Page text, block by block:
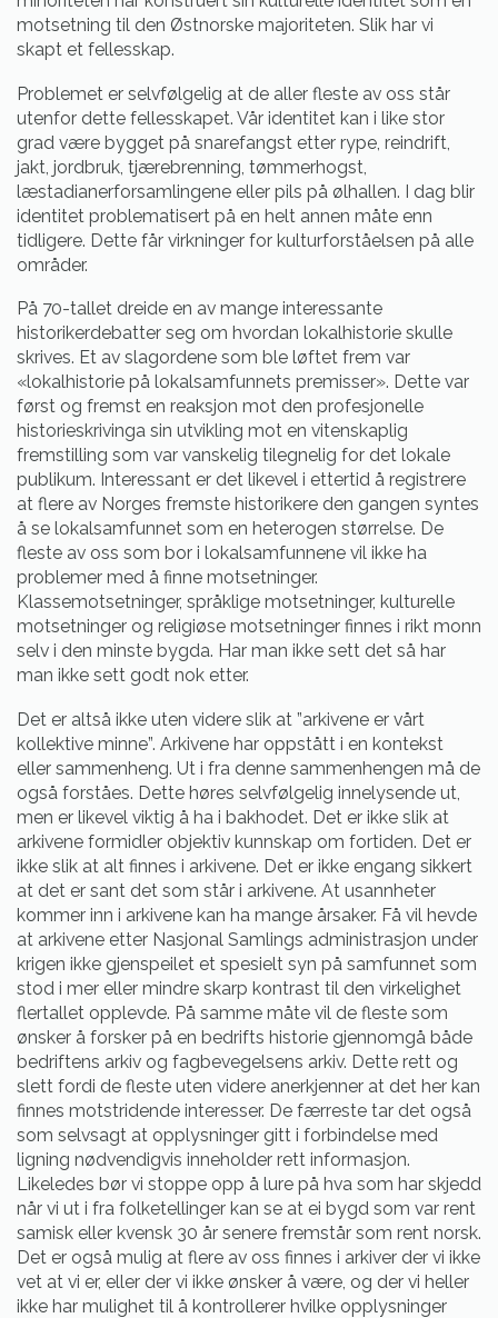
motsetning til den Østnorske majoriteten. Slik har vi
skapt et fellesskap.
Problemet er selvfølgelig at de aller fleste av oss står
utenfor dette fellesskapet. Vår identitet kan i like stor
grad være bygget på snarefangst etter rype, reindrift,
jakt, jordbruk, tjærebrenning, tømmerhogst,
læstadianerforsamlingene eller pils på ølhallen. I dag blir
identitet problematisert på en helt annen måte enn
tidligere. Dette får virkninger for kulturforståelsen på alle
områder.
På 70-tallet dreide en av mange interessante
historikerdebatter seg om hvordan lokalhistorie skulle
skrives. Et av slagordene som ble løftet frem var
«lokalhistorie på lokalsamfunnets premisser». Dette var
først og fremst en reaksjon mot den profesjonelle
historieskrivinga sin utvikling mot en vitenskaplig
fremstilling som var vanskelig tilegnelig for det lokale
publikum. Interessant er det likevel i ettertid å registrere
at flere av Norges fremste historikere den gangen syntes
å se lokalsamfunnet som en heterogen størrelse. De
fleste av oss som bor i lokalsamfunnene vil ikke ha
problemer med å finne motsetninger.
Klassemotsetninger, språklige motsetninger, kulturelle
motsetninger og religiøse motsetninger finnes i rikt monn
selv i den minste bygda. Har man ikke sett det så har
man ikke sett godt nok etter.
Det er altså ikke uten videre slik at ”arkivene er vårt
kollektive minne”. Arkivene har oppstått i en kontekst
eller sammenheng. Ut i fra denne sammenhengen må de
også forståes. Dette høres selvfølgelig innelysende ut,
men er likevel viktig å ha i bakhodet. Det er ikke slik at
arkivene formidler objektiv kunnskap om fortiden. Det er
ikke slik at alt finnes i arkivene. Det er ikke engang sikkert
at det er sant det som står i arkivene. At usannheter
kommer inn i arkivene kan ha mange årsaker. Få vil hevde
at arkivene etter Nasjonal Samlings administrasjon under
krigen ikke gjenspeilet et spesielt syn på samfunnet som
stod i mer eller mindre skarp kontrast til den virkelighet
flertallet opplevde. På samme måte vil de fleste som
ønsker å forsker på en bedrifts historie gjennomgå både
bedriftens arkiv og fagbevegelsens arkiv. Dette rett og
slett fordi de fleste uten videre anerkjenner at det her kan
finnes motstridende interesser. De færreste tar det også
som selvsagt at opplysninger gitt i forbindelse med
ligning nødvendigvis inneholder rett informasjon.
Likeledes bør vi stoppe opp å lure på hva som har skjedd
når vi ut i fra folketellinger kan se at ei bygd som var rent
samisk eller kvensk 30 år senere fremstår som rent norsk.
Det er også mulig at flere av oss finnes i arkiver der vi ikke
vet at vi er, eller der vi ikke ønsker å være, og der vi heller
ikke har mulighet til å kontrollerer hvilke opplysninger